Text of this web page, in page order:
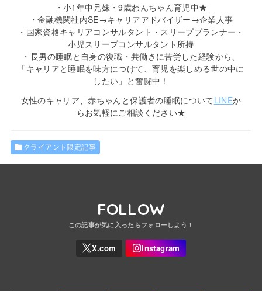
・小1年中兄妹・9歳わんちゃん育児中★
・金融機関社内SE→キャリアアドバイザー→企業人事
・国家資格キャリアコンサルタント・スリーププランナー・
小児スリープコンサルタント所持
・長男の睡眠と自身の復職・共働きに苦労した経験から、
「キャリアと睡眠を味方につけて、育児を楽しめる世の中に
したい」と奮闘中！
女性のキャリア、赤ちゃんと保護者の睡眠について LINEか
らお気軽にご相談ください★
クライアント限定記事
FOLLOW